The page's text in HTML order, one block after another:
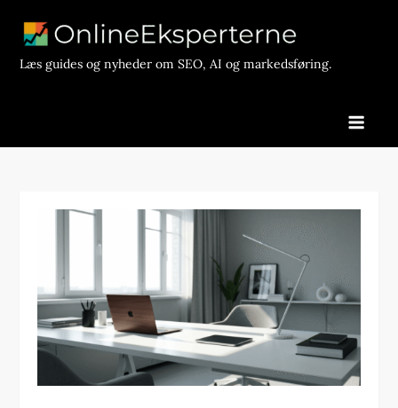
contentLæs guides og nyheder om SEO, AI og markedsføring.